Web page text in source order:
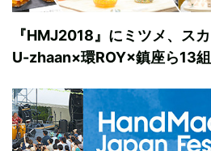
『HMJ2018』にミツメ、ス
U-zhaan×環ROY×鎮座ら13組